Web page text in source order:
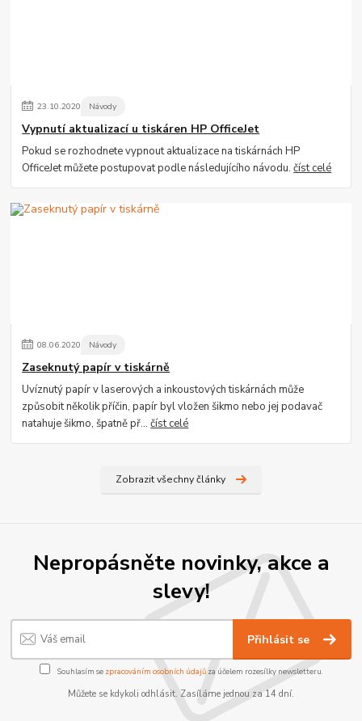
23.10.2020 Návody
Vypnutí aktualizací u tiskáren HP OfficeJet
Pokud se rozhodnete vypnout aktualizace na tiskárnách HP
OfficeJet můžete postupovat podle následujícího návodu.číst celé
08.06.2020 Návody
Zaseknutý papír v tiskárně
Uvíznutý papír v laserových a inkoustových tiskárnách může
způsobit několik příčin, papír byl vložen šikmo nebo jej podavač
natahuje šikmo, špatně př...číst celé
Zobrazit všechny články
Nepropásněte novinky, akce a
slevy!
Přihlásit se
Souhlasím se zpracováním osobních údajůza účelem rozesílky newsletteru.
Můžete se kdykoli odhlásit. Zasíláme jednou za 14 dní.